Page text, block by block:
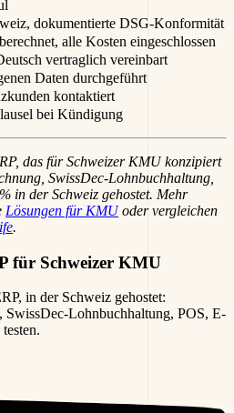
dokumentierte DSG-Konformität
alle Kosten eingeschlossen
vertraglich vereinbart
Daten durchgeführt
kontaktiert
bei Kündigung
das für Schweizer KMU konzipiert
SwissDec-Lohnbuchhaltung,
in der Schweiz gehostet. Mehr
Lösungen für KMUoder vergleichen
.
für Schweizer KMU
in der Schweiz gehostet:
Lohnbuchhaltung, POS, E-